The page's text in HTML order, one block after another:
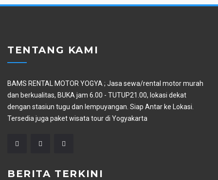
TENTANG KAMI
BAMS RENTAL MOTOR YOGYA ; Jasa sewa/rental motor murah
dan berkualitas, BUKA jam 6.00 - TUTUP21.00, lokasi dekat
dengan stasiun tugu dan lempuyangan. Siap Antar ke Lokasi.
Tersedia juga paket wisata tour di Yogyakarta
BERITA TERKINI